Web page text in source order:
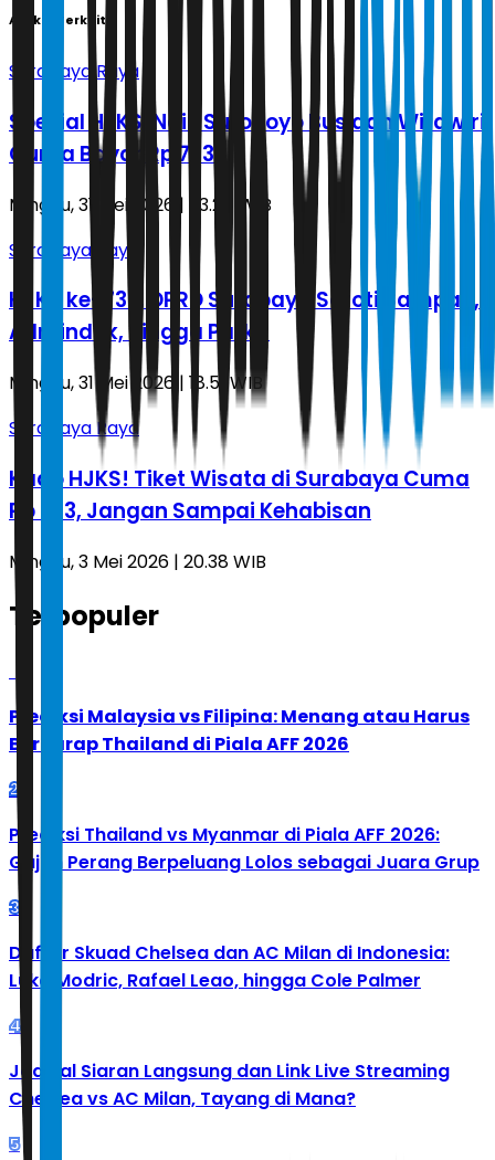
Artikel Terkait
Surabaya Raya
Spesial HJKS, Naik Suroboyo Bus dan Wirawiri
Cuma Bayar Rp 733
Minggu, 31 Mei 2026 | 23.24 WIB
Surabaya Raya
HJKS ke-733, DPRD Surabaya Soroti Sampah,
Adminduk, hingga Parkir
Minggu, 31 Mei 2026 | 18.51 WIB
Surabaya Raya
Kado HJKS! Tiket Wisata di Surabaya Cuma
Rp 733, Jangan Sampai Kehabisan
Minggu, 3 Mei 2026 | 20.38 WIB
Terpopuler
Prediksi Malaysia vs Filipina: Menang atau Harus
Berharap Thailand di Piala AFF 2026
2
Prediksi Thailand vs Myanmar di Piala AFF 2026:
Gajah Perang Berpeluang Lolos sebagai Juara Grup
3
Daftar Skuad Chelsea dan AC Milan di Indonesia:
Luka Modric, Rafael Leao, hingga Cole Palmer
4
Jadwal Siaran Langsung dan Link Live Streaming
Chelsea vs AC Milan, Tayang di Mana?
5